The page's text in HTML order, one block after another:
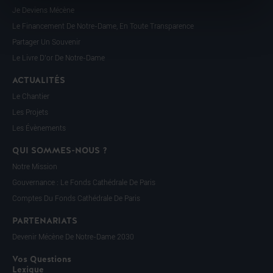
Je Deviens Mécène
Le Financement De Notre-Dame, En Toute Transparence
Partager Un Souvenir
Le Livre D’or De Notre-Dame
ACTUALITÉS
Le Chantier
Les Projets
Les Évènements
QUI SOMMES-NOUS ?
Notre Mission
Gouvernance : Le Fonds Cathédrale De Paris
Comptes Du Fonds Cathédrale De Paris
PARTENARIATS
Devenir Mécène De Notre-Dame 2030
Vos Questions
Lexique